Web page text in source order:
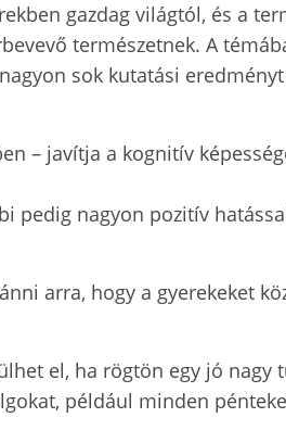
gazdag világtól, és a
természetnek. A
sok kutatási
– javítja a kognitív
pedig nagyon pozitív
arra, hogy a gyerekeket
el, ha rögtön egy jó nagy
például minden